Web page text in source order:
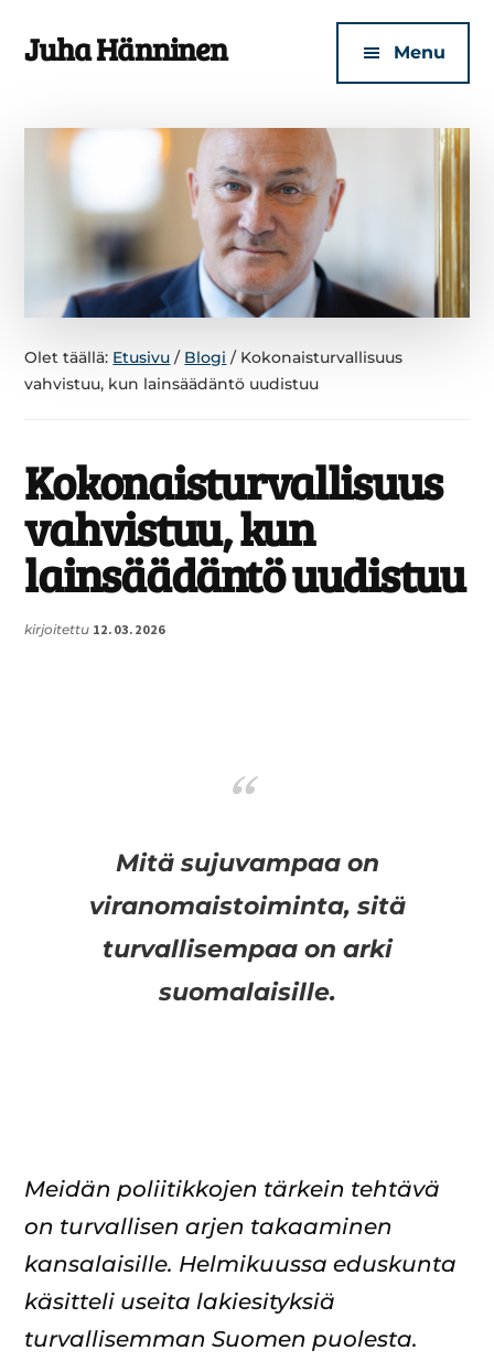
main
footer
menu
Juha Hänninen
puolesta
Menu
Olet täällä: Etusivu / Blogi /Kokonaisturvallisuus
vahvistuu, kun lainsäädäntö uudistuu
Kokonaisturvallisuus
vahvistuu, kun
lainsäädäntö uudistuu
kirjoitettu 12.03.2026
Mitä sujuvampaa on
viranomaistoiminta, sitä
turvallisempaa on arki
suomalaisille.
Meidän poliitikkojen tärkein tehtävä
on turvallisen arjen takaaminen
kansalaisille. Helmikuussa eduskunta
käsitteli useita lakiesityksiä
turvallisemman Suomen puolesta.